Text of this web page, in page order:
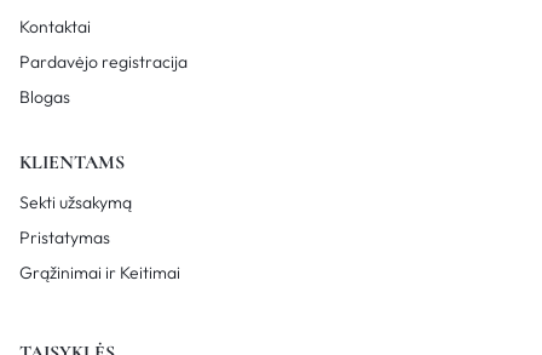
Kontaktai
Pardavėjo registracija
Blogas
KLIENTAMS
Sekti užsakymą
Pristatymas
Grąžinimai ir Keitimai